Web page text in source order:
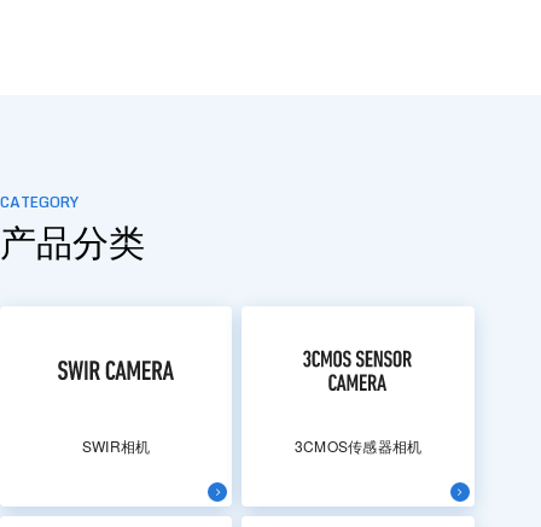
CATEGORY
产品分类
SWIR相机 3CMOS传感器相机